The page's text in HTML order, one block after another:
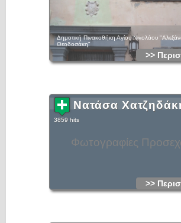
Δημοτική Πινακοθήκη Αγίου Νικολάου
Θεοδοσάκη"
>>
Φωτογραφίες
Νατάσα
3859 hits
>>